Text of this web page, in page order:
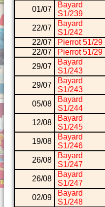
01/07
Bayard
S1/239
22/07
Bayard
S1/242
22/07
Pierrot 51/29
22/07
Pierrot 51/29
29/07
Bayard
S1/243
29/07
Bayard
S1/243
05/08
Bayard
S1/244
12/08
Bayard
S1/245
19/08
Bayard
S1/246
26/08
Bayard
S1/247
26/08
Bayard
S1/247
02/09
Bayard
S1/248